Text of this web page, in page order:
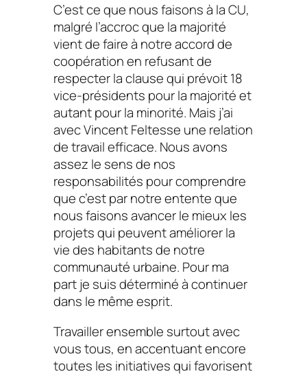
C’est ce que nous faisons à la CU,
malgré l’accroc que la majorité
vient de faire à notre accord de
coopération en refusant de
respecter la clause qui prévoit 18
vice-présidents pour la majorité et
autant pour la minorité. Mais j’ai
avec Vincent Feltesse une relation
de travail efficace. Nous avons
assez le sens de nos
responsabilités pour comprendre
que c’est par notre entente que
nous faisons avancer le mieux les
projets qui peuvent améliorer la
vie des habitants de notre
communauté urbaine. Pour ma
part je suis déterminé à continuer
dans le même esprit.
Travailler ensemble surtout avec
vous tous, en accentuant encore
toutes les initiatives qui favorisent